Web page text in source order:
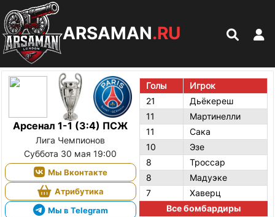
ARSAMAN.RU
Арсенал 1-1 (3:4) ПСЖ
Лига Чемпионов
Суббота 30 мая 19:00
Мы Вконтакте
Атрибутика
Мы в Telegram
Голы
Игрок
21
Дьёкереш
11
Мартинелли
11
Сака
10
Эзе
8
Троссар
8
Мадуэке
7
Хаверц
Все бомбардиры